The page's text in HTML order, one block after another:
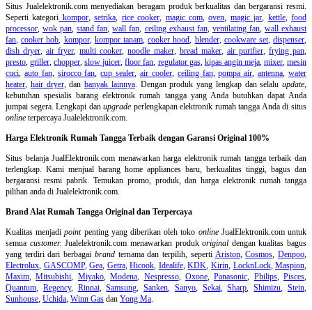
Situs Jualelektronik.com menyediakan beragam produk berkualitas dan bergaransi resmi.
Seperti kategori kompor,setrika, rice cooker, magic com,oven, magic jar, kettle,food
processor,wok pan,stand fan,wall fan, ceiling exhaust fan, ventilating fan, wall exhaust
fan,cooker hob, kompor, kompor tanam,cooker hood, blender, cookware set,dispenser,
dish dryer,air fryer,multi cooker,noodle maker, bread maker, air purifier, frying pan,
presto,griller,chopper,slow juicer,floor fan, regulator gas, kipas angin meja, mixer,mesin
cuci, auto fan, sirocco fan,cup sealer,air cooler, ceiling fan,pompa air,antenna,water
heater, hair dryer, dan banyak lainnya. Dengan produk yang lengkap dan selalu update,
kebutuhan spesialis barang elektronik rumah tangga yang Anda butuhkan dapat Anda
jumpai segera. Lengkapi danupgrade perlengkapan elektronik rumah tangga Anda di situs
online terpercaya Jualelektronik.com.
Harga Elektronik Rumah Tangga Terbaik dengan Garansi Original 100%
Situs belanjaJualElektronik.com menawarkan harga elektronik rumah tangga terbaik dan
terlengkap. Kami menjual barang home appliances baru, berkualitas tinggi, bagus dan
bergaransi resmi pabrik. Temukan promo, produk, dan harga elektronik rumah tangga
pilihan anda di Jualelektronik.com.
Brand Alat Rumah Tangga Original dan Terpercaya
Kualitas menjadipointpenting yang diberikan oleh toko onlineJualElektronik.com untuk
semua customer. Jualelektronik.com menawarkan produkoriginal dengan kualitas bagus
yang terdiri dari berbagai brandternama dan terpilih, seperti Ariston,Cosmos,Denpoo,
Electrolux, GASCOMP,Gea, Getra,Hicook, Idealife,KDK, Kirin, LocknLock,Maspion,
Maxim,Mitsubishi, Miyako,Modena, Nespresso, Oxone,Panasonic, Philips, Pisces,
Quantum, Regency, Rinnai,Samsung,Sanken, Sanyo, Sekai,Sharp,Shimizu,Stein,
Sunhouse, Uchida, Winn Gas dan Yong Ma.